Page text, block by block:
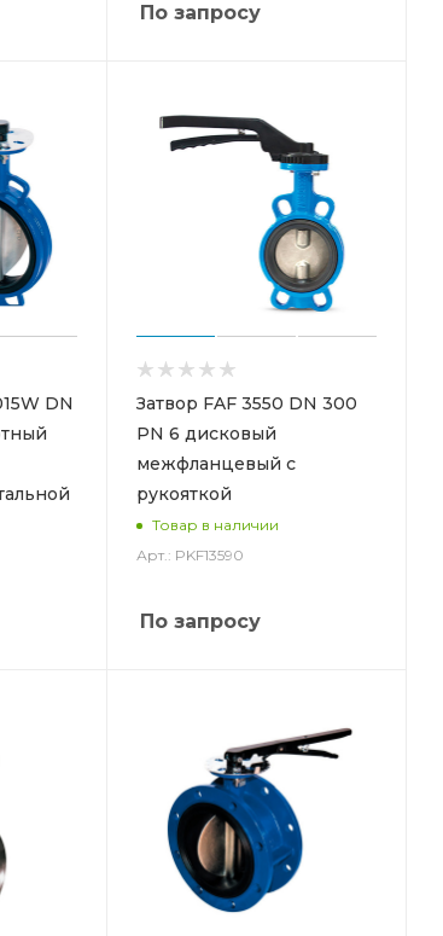
По запросу
DN
Затвор FAF 3550 DN 300
PN 6 дисковый
межфланцевый с
рукояткой
Товар в наличии
Арт.: PKF13590
По запросу